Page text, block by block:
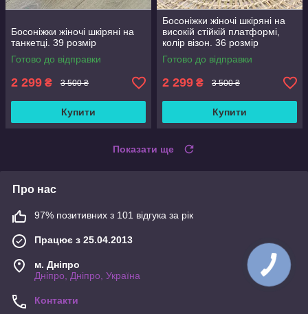
Босоніжки жіночі шкіряні на
танкетці. 39 розмір
Готово до відправки
2 299 ₴ 3 500 ₴
Купити
Босоніжки жіночі шкіряні на
високій стійкій платформі,
колір візон. 36 розмір
Готово до відправки
2 299 ₴ 3 500 ₴
Купити
Показати ще
Про нас
97% позитивних з 101 відгука за рік
Працює з 25.04.2013
м. Дніпро
Дніпро, Дніпро, Україна
Контакти